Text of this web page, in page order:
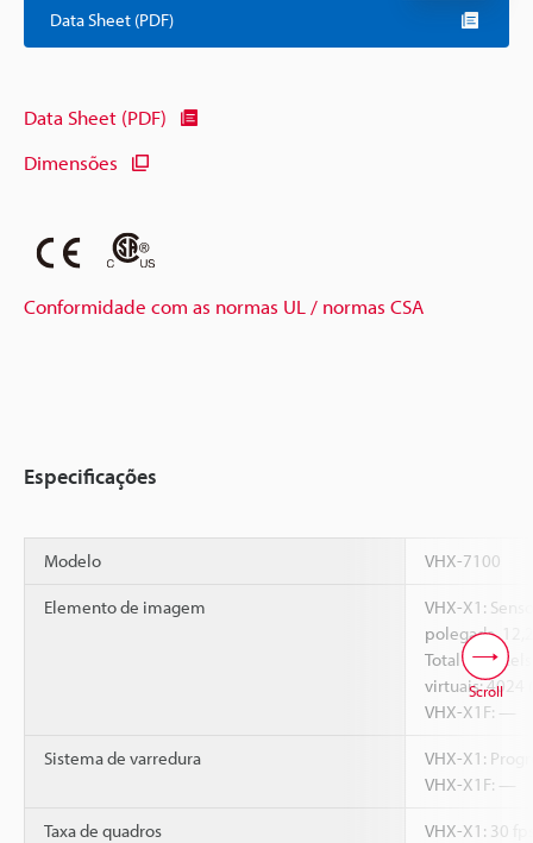
Data Sheet (PDF)
Data Sheet (PDF)
Dimensões
Conformidade com as normas UL / normas CSA
Especificações
Modelo VHX-7100
Elemento de imagem
VHX-X1:
polegada,
Total de
virtuais: 4024
VHX-X1F: —
Sistema de varredura
VHX-X1:
VHX-X1F: —
Taxa de quadros
VHX-X1: 30
Scroll